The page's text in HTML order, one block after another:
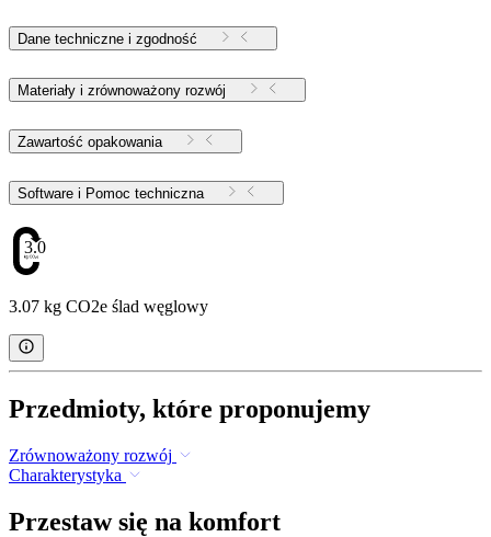
Dane techniczne i zgodność
Materiały i zrównoważony rozwój
Zawartość opakowania
Software i Pomoc techniczna
3.07
3.07 kg CO2e ślad węglowy
Przedmioty, które proponujemy
Zrównoważony rozwój
Charakterystyka
Przestaw się na komfort